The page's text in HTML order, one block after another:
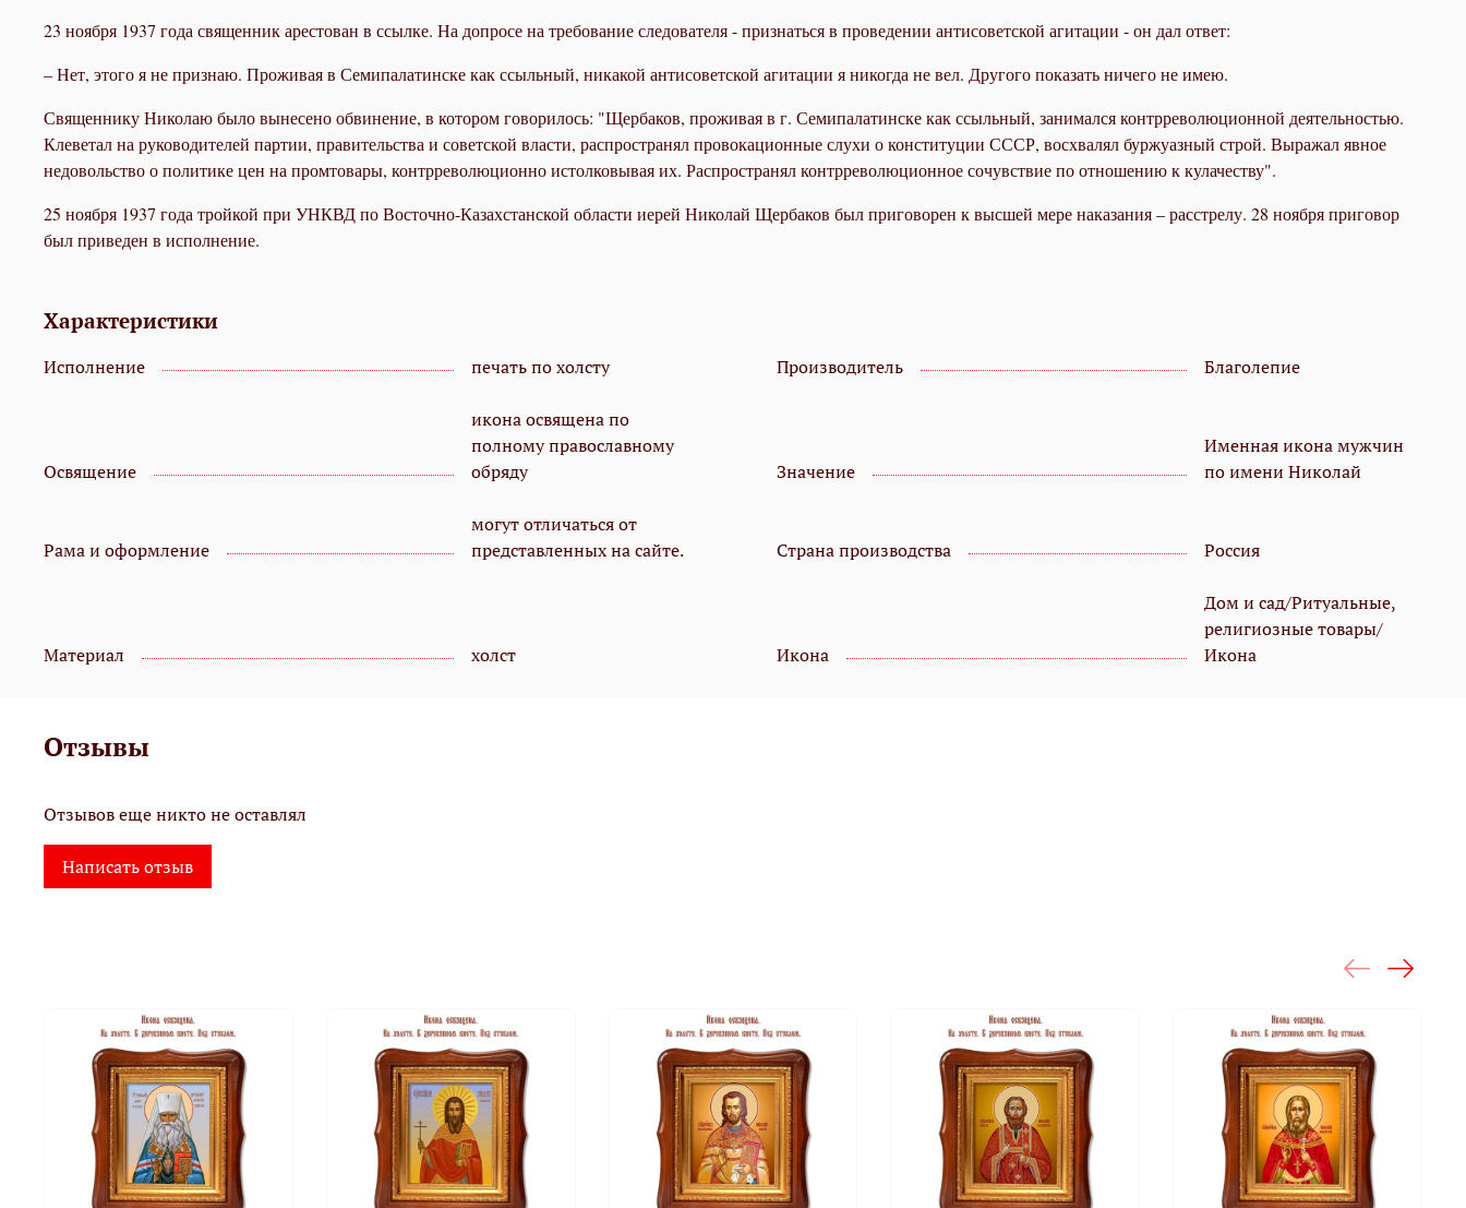
23 ноября 1937 года священник арестован в ссылке. На допросе на требование следователя - признаться в проведении антисоветской агитации - он дал ответ:
– Нет, этого я не признаю. Проживая в Семипалатинске как ссыльный, никакой антисоветской агитации я никогда не вел. Другого показать ничего не имею.
Священнику Николаю было вынесено обвинение, в котором говорилось: "Щербаков, проживая в г. Семипалатинске как ссыльный, занимался контрреволюционной деятельностью.
Клеветал на руководителей партии, правительства и советской власти, распространял провокационные слухи о конституции СССР, восхвалял буржуазный строй. Выражал явное
недовольство о политике цен на промтовары, контрреволюционно истолковывая их. Распространял контрреволюционное сочувствие по отношению к кулачеству".
25 ноября 1937 года тройкой при УНКВД по Восточно-Казахстанской области иерей Николай Щербаков был приговорен к высшей мере наказания – расстрелу. 28 ноября приговор
был приведен в исполнение.
Характеристики
Исполнение печать по холсту Производитель Благолепие
Освящение
икона освящена по
полному православному
обряду
Значение
Именная икона мужчин
по имени Николай
Рама и оформление
могут отличаться от
представленных на сайте.
Страна производства Россия
Материал холст Икона
Дом и сад/Ритуальные,
религиозные товары/
Икона
Отзывы
Отзывов еще никто не оставлял
Написать отзыв